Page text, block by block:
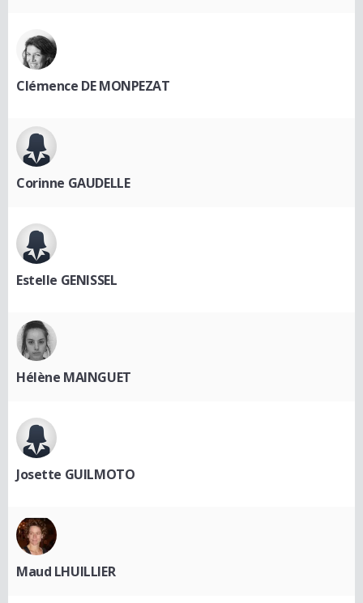
Clémence DE MONPEZAT
Corinne GAUDELLE
Estelle GENISSEL
Hélène MAINGUET
Josette GUILMOTO
Maud LHUILLIER